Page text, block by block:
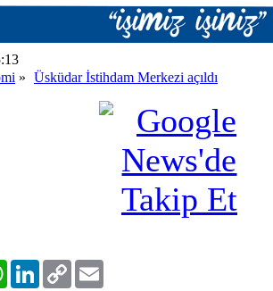
» Üsküdar İstihdam Merkezi açıldı
WhatsAppLinkedIn
Copy
Link